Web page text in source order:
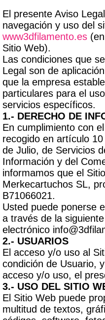
El presente Aviso
navegación y uso del
www3dfilamento.es
Sitio Web).
Las condiciones que
Legal son de
que la empresa
particulares para el
servicios específicos.
1.- DERECHO DE
En cumplimiento con
recogido en artículo
de Julio, de Servicios
Información y del
informamos que el
Merkecartuchos SL,
B71066021.
Usted puede ponerse
a través de la
electrónico
2.- USUARIOS
El acceso y/o uso al
condición de Usuario,
acceso y/o uso, el
3.- USO DEL SITIO
El Sitio Web puede
multitud de textos,